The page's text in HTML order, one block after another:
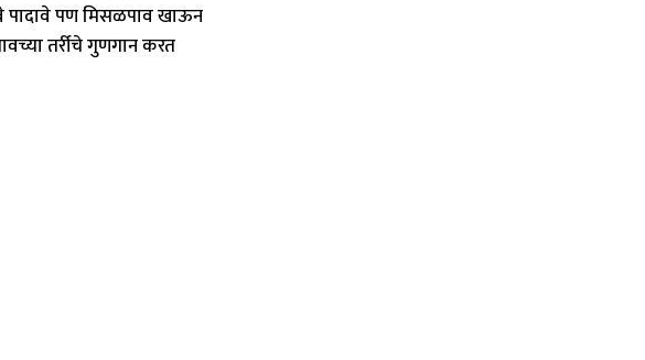
पादावे पण मिसळपाव खाऊन
तर्रीचे गुणगान करत